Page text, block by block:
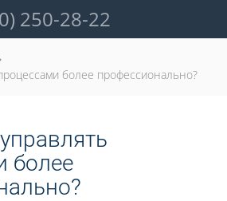
250-28-22
более профессионально?
более